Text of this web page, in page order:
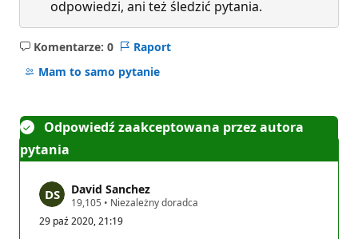
odpowiedzi, ani też śledzić pytania.
Komentarze: 0
Brak
komentarzy
Raport
Mam to samo pytanie
Odpowiedź zaakceptowana przez autora
pytania
David Sanchez
19,105 P
n
• Niezależny doradca
29 paź 2020, 21:19